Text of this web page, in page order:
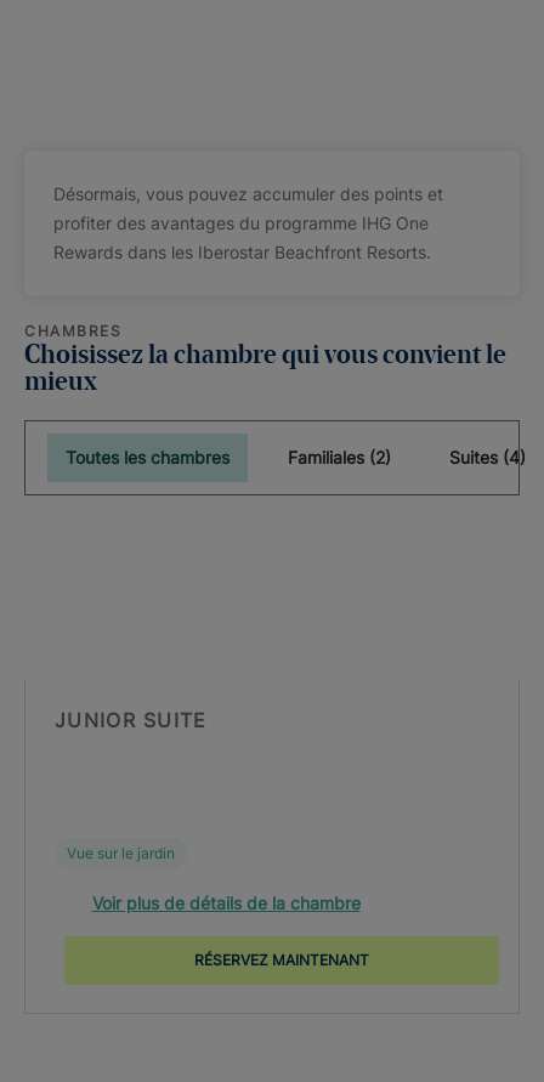
Désormais, vous pouvez accumuler des points et
profiter des avantages du programme IHG One
Rewards dans les Iberostar Beachfront Resorts.
CHAMBRES
Choisissez la chambre qui vous convient le
mieux
Toutes les chambres Familiales (2) Suites (4)
JUNIOR SUITE
Vue sur le jardin
Voir plus de détails de la chambre
RÉSERVEZ MAINTENANT